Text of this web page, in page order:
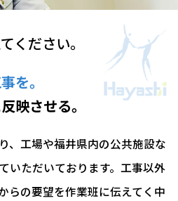
ください。
を。
映させる。
、工場や福井県内の公共施設な
いただいております。工事以外
らの要望を作業班に伝えてく中